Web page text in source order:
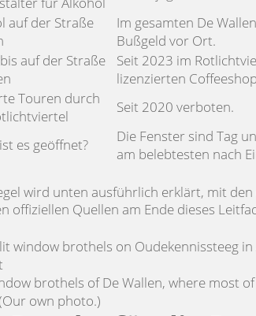
auf der Straße
Im gesamten De
Bußgeld vor Ort.
auf der Straße
Seit 2023 im
lizenzierten
Touren durch
Seit 2020 verboten.
es geöffnet?
Die Fenster sind Tag
am belebtesten nach
wird unten ausführlich erklärt, mit
offiziellen Quellen am Ende dieses
brothels of De Wallen, where most
own photo.)